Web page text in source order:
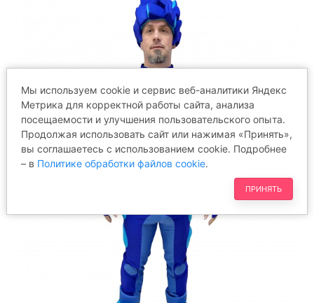
Мы используем cookie и сервис веб-аналитики Яндекс
Метрика для корректной работы сайта, анализа
посещаемости и улучшения пользовательского опыта.
Продолжая использовать сайт или нажимая «Принять»,
вы соглашаетесь с использованием cookie. Подробнее
– в Политике обработки файлов cookie.
ПРИНЯТЬ